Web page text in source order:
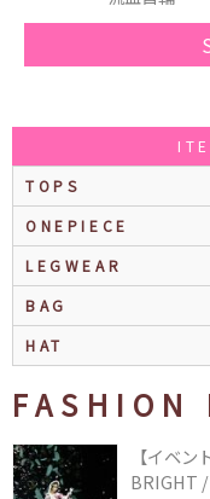
TOPS
ONEPIECE
LEGWEAR
BAG
HAT
FASHION
【イベ
BRIGHT